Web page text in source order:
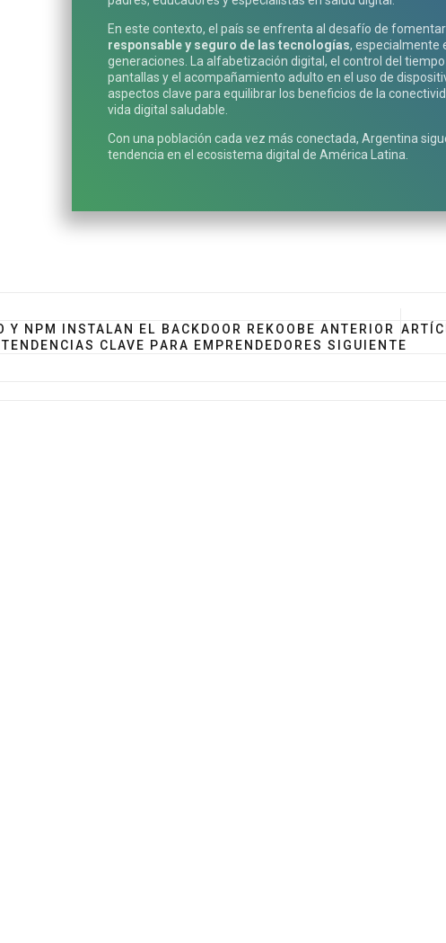
En este contexto, el país se enfrenta al desafío de
responsable y seguro de las tecnologías, especialmente
generaciones. La alfabetización digital, el control del
pantallas y el acompañamiento adulto en el uso de
aspectos clave para equilibrar los beneficios de la
vida digital saludable.
Con una población cada vez más conectada, Argentina
tendencia en el ecosistema digital de América Latina.
Y NPM INSTALAN EL BACKDOOR REKOOBEANTERIOR
CLAVE PARA EMPRENDEDORESSIGUIENTE